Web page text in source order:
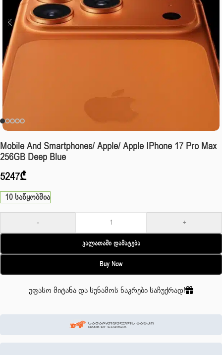
Mobile And Smartphones/ Apple/ Apple IPhone 17 Pro Max
256GB Deep Blue
5247₾
10 საწყობშია
- +
Კალათაში Დამატება
Buy Now
უფასო მიტანა და სუნამოს ნაკრები საჩუქრად!